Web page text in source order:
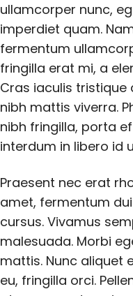
ullamcorper nunc,
imperdiet quam.
fermentum
fringilla erat mi, a
Cras iaculis tristique
nibh mattis viverra.
nibh fringilla, porta
interdum in libero id
Praesent nec erat
amet, fermentum
cursus. Vivamus
malesuada. Morbi
mattis. Nunc aliquet
eu, fringilla orci.